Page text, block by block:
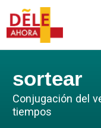
sortear
Conjugación del
tiempos